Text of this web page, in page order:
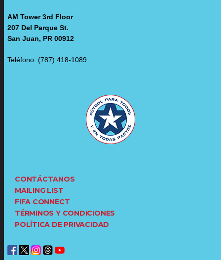
AM Tower 3rd Floor
207 Del Parque St.
San Juan, PR 00912
Teléfono: (787) 418-1089
CONTÁCTANOS
MAILING LIST
FIFA CONNECT
TÉRMINOS Y CONDICIONES
POLÍTICA DE PRIVACIDAD